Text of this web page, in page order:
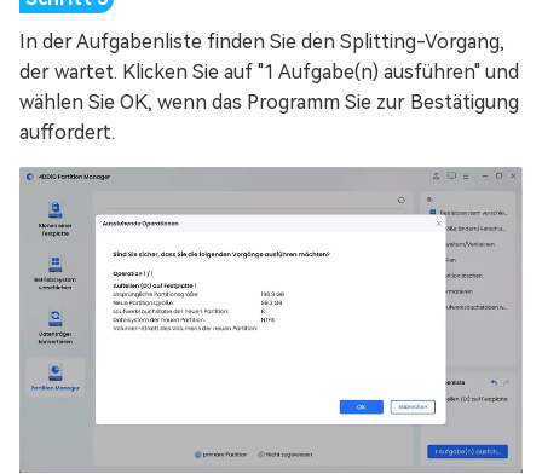
In der Aufgabenliste finden Sie den Splitting-Vorgang,
der wartet. Klicken Sie auf "1 Aufgabe(n) ausführen" und
wählen Sie OK, wenn das Programm Sie zur Bestätigung
auffordert.